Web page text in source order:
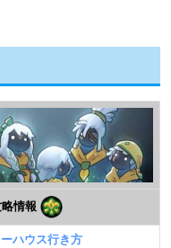
情報
ハウス行き方